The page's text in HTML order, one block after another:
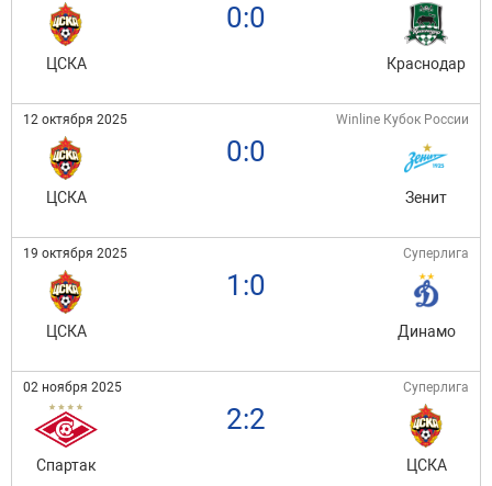
ЦСКА
0:0
Краснодар
12 октября 2025 Winline Кубок России
ЦСКА
0:0
Зенит
19 октября 2025 Суперлига
ЦСКА
1:0
Динамо
02 ноября 2025 Суперлига
Спартак
2:2
ЦСКА